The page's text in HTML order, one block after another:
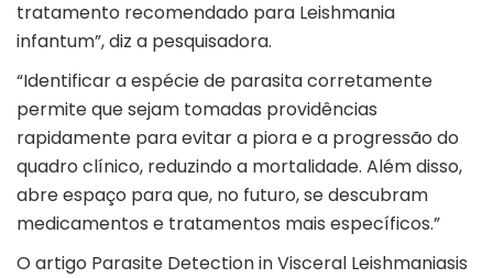
tratamento recomendado para Leishmania
infantum”, diz a pesquisadora.
“Identificar a espécie de parasita corretamente
permite que sejam tomadas providências
rapidamente para evitar a piora e a progressão do
quadro clínico, reduzindo a mortalidade. Além disso,
abre espaço para que, no futuro, se descubram
medicamentos e tratamentos mais específicos.”
O artigo Parasite Detection in Visceral Leishmaniasis